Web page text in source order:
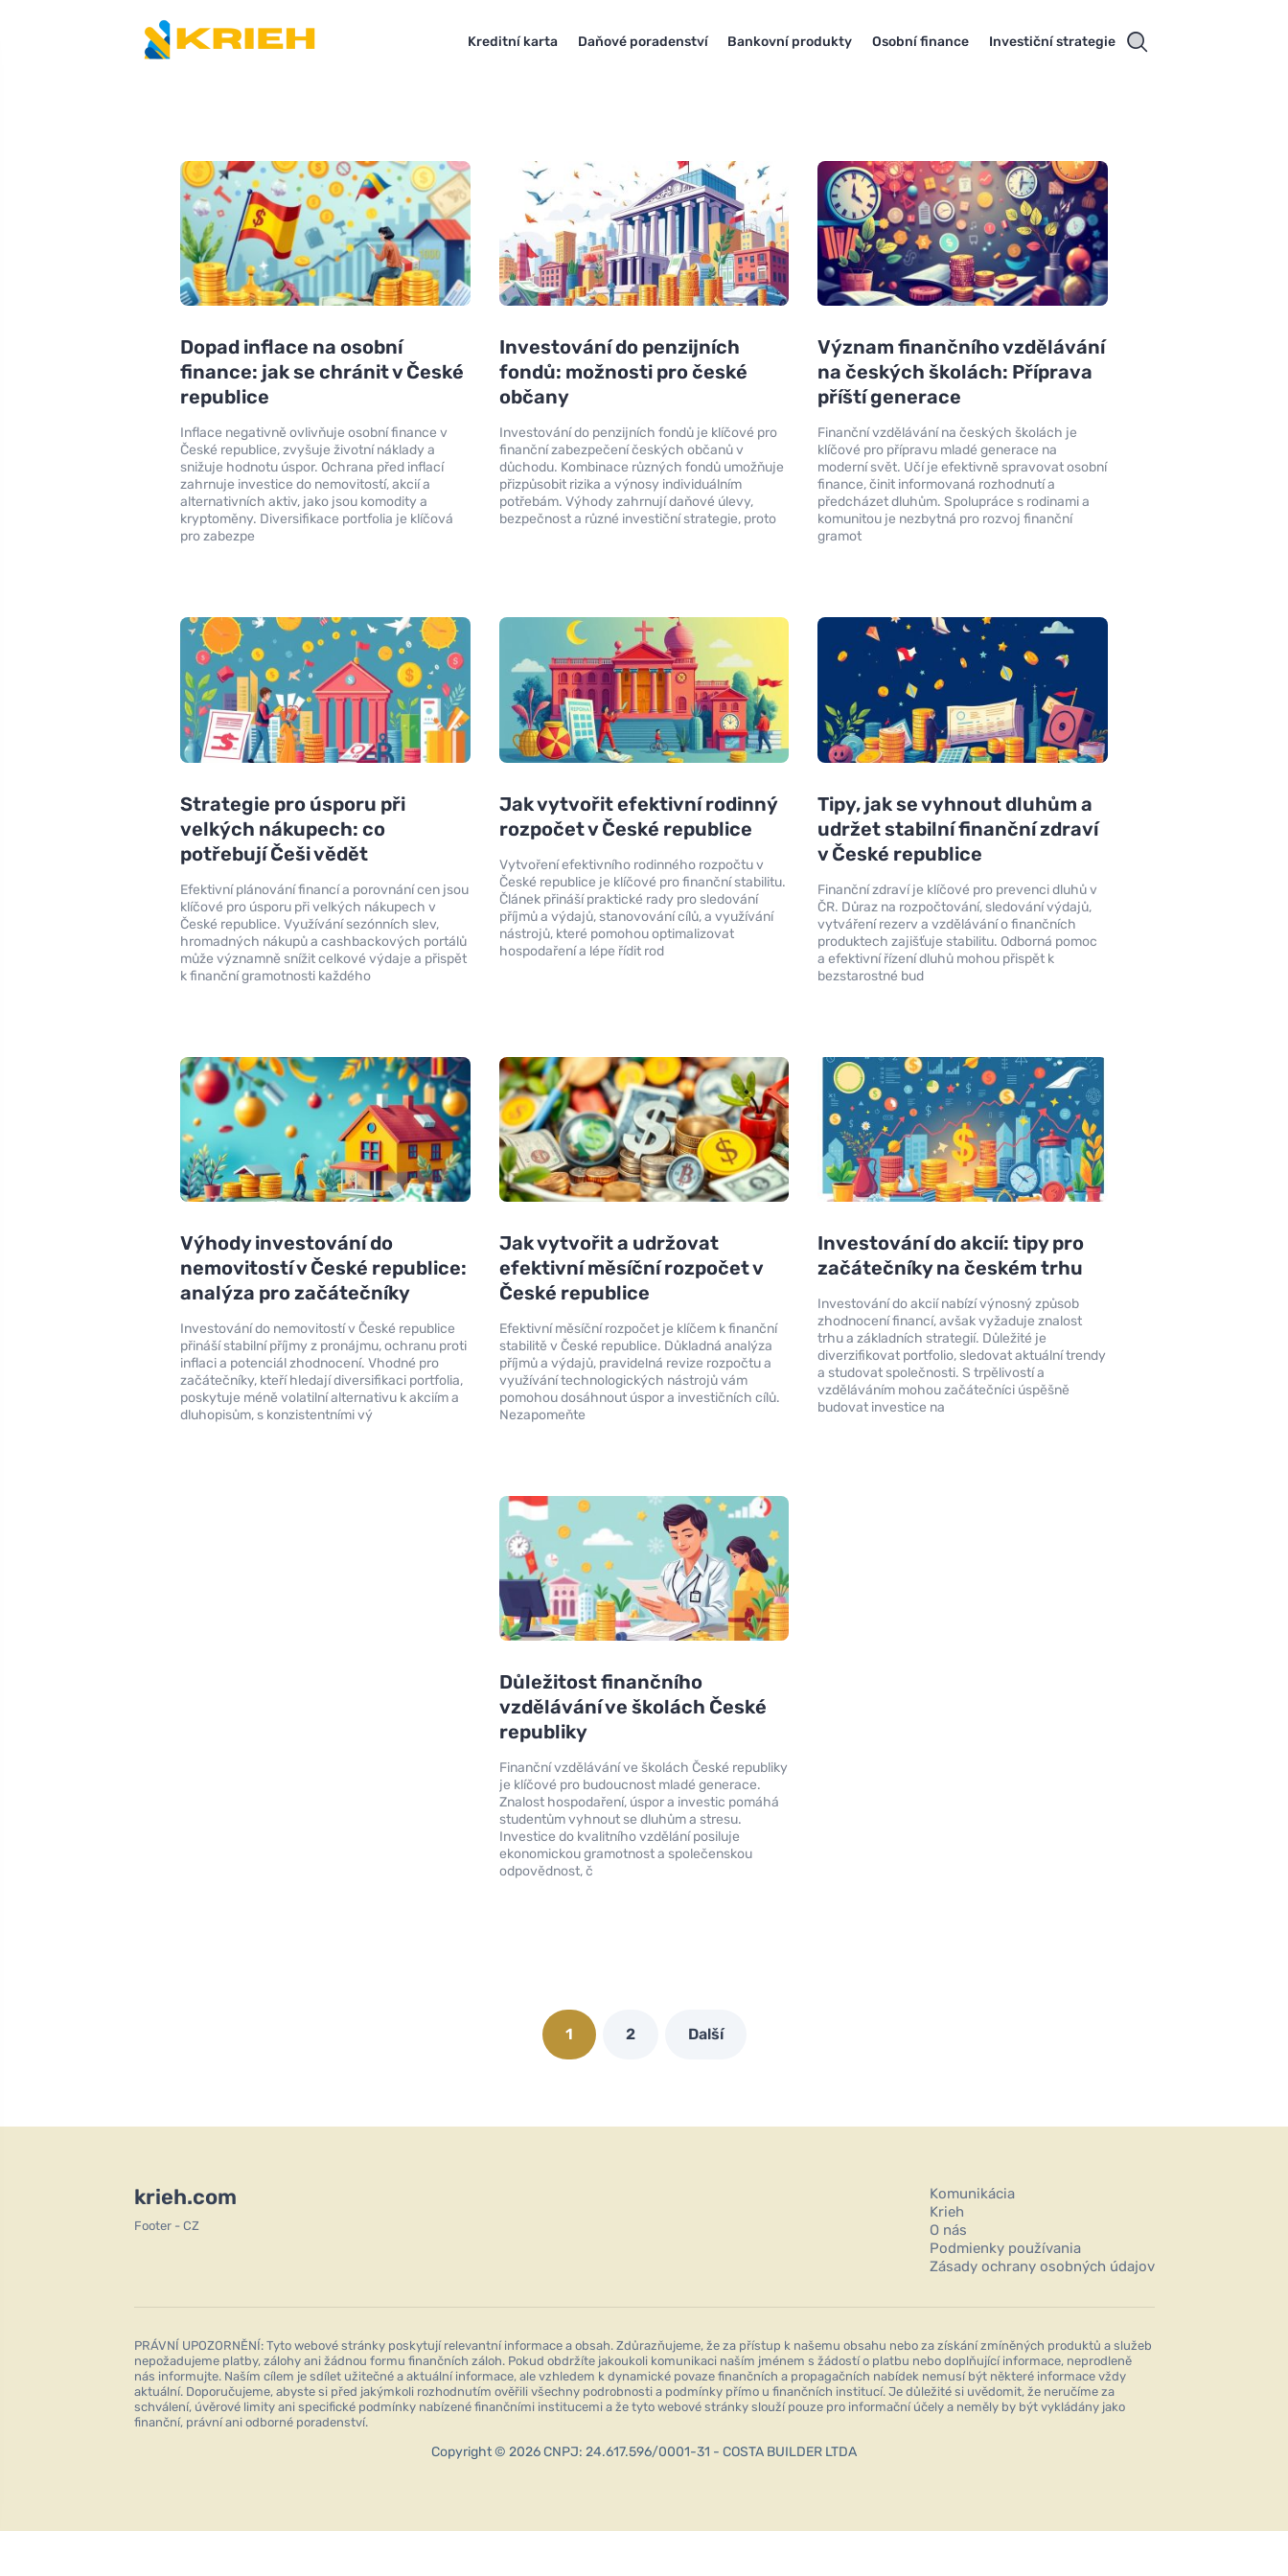
Kreditní karta Daňové poradenství Bankovní produkty Osobní finance Investiční strategie
Dopad inflace na osobní
finance: jak se chránit v České
republice
Inflace negativně ovlivňuje osobní finance v
České republice, zvyšuje životní náklady a
snižuje hodnotu úspor. Ochrana před inflací
zahrnuje investice do nemovitostí, akcií a
alternativních aktiv, jako jsou komodity a
kryptoměny. Diversifikace portfolia je klíčová
pro zabezpe
Investování do penzijních
fondů: možnosti pro české
občany
Investování do penzijních fondů je klíčové pro
finanční zabezpečení českých občanů v
důchodu. Kombinace různých fondů umožňuje
přizpůsobit rizika a výnosy individuálním
potřebám. Výhody zahrnují daňové úlevy,
bezpečnost a různé investiční strategie, proto
Význam finančního vzdělávání
na českých školách: Příprava
příští generace
Finanční vzdělávání na českých školách je
klíčové pro přípravu mladé generace na
moderní svět. Učí je efektivně spravovat osobní
finance, činit informovaná rozhodnutí a
předcházet dluhům. Spolupráce s rodinami a
komunitou je nezbytná pro rozvoj finanční
gramot
Strategie pro úsporu při
velkých nákupech: co
potřebují Češi vědět
Efektivní plánování financí a porovnání cen jsou
klíčové pro úsporu při velkých nákupech v
České republice. Využívání sezónních slev,
hromadných nákupů a cashbackových portálů
může významně snížit celkové výdaje a přispět
k finanční gramotnosti každého
Jak vytvořit efektivní rodinný
rozpočet v České republice
Vytvoření efektivního rodinného rozpočtu v
České republice je klíčové pro finanční stabilitu.
Článek přináší praktické rady pro sledování
příjmů a výdajů, stanovování cílů, a využívání
nástrojů, které pomohou optimalizovat
hospodaření a lépe řídit rod
Tipy, jak se vyhnout dluhům a
udržet stabilní finanční zdraví
v České republice
Finanční zdraví je klíčové pro prevenci dluhů v
ČR. Důraz na rozpočtování, sledování výdajů,
vytváření rezerv a vzdělávání o finančních
produktech zajišťuje stabilitu. Odborná pomoc
a efektivní řízení dluhů mohou přispět k
bezstarostné bud
Výhody investování do
nemovitostí v České republice:
analýza pro začátečníky
Investování do nemovitostí v České republice
přináší stabilní příjmy z pronájmu, ochranu proti
inflaci a potenciál zhodnocení. Vhodné pro
začátečníky, kteří hledají diversifikaci portfolia,
poskytuje méně volatilní alternativu k akciím a
dluhopisům, s konzistentními vý
Jak vytvořit a udržovat
efektivní měsíční rozpočet v
České republice
Efektivní měsíční rozpočet je klíčem k finanční
stabilitě v České republice. Důkladná analýza
příjmů a výdajů, pravidelná revize rozpočtu a
využívání technologických nástrojů vám
pomohou dosáhnout úspor a investičních cílů.
Nezapomeňte
Investování do akcií: tipy pro
začátečníky na českém trhu
Investování do akcií nabízí výnosný způsob
zhodnocení financí, avšak vyžaduje znalost
trhu a základních strategií. Důležité je
diverzifikovat portfolio, sledovat aktuální trendy
a studovat společnosti. S trpělivostí a
vzděláváním mohou začátečníci úspěšně
budovat investice na
Důležitost finančního
vzdělávání ve školách České
republiky
Finanční vzdělávání ve školách České republiky
je klíčové pro budoucnost mladé generace.
Znalost hospodaření, úspor a investic pomáhá
studentům vyhnout se dluhům a stresu.
Investice do kvalitního vzdělání posiluje
ekonomickou gramotnost a společenskou
odpovědnost, č
1 2 Další
krieh.com
Footer - CZ
Komunikácia
Krieh
O nás
Podmienky používania
Zásady ochrany osobných údajov
PRÁVNÍ UPOZORNĚNÍ: Tyto webové stránky poskytují relevantní informace a obsah. Zdůrazňujeme, že za přístup k našemu obsahu nebo za získání zmíněných produktů a služeb
nepožadujeme platby, zálohy ani žádnou formu finančních záloh. Pokud obdržíte jakoukoli komunikaci naším jménem s žádostí o platbu nebo doplňující informace, neprodleně
nás informujte. Naším cílem je sdílet užitečné a aktuální informace, ale vzhledem k dynamické povaze finančních a propagačních nabídek nemusí být některé informace vždy
aktuální. Doporučujeme, abyste si před jakýmkoli rozhodnutím ověřili všechny podrobnosti a podmínky přímo u finančních institucí. Je důležité si uvědomit, že neručíme za
schválení, úvěrové limity ani specifické podmínky nabízené finančními institucemi a že tyto webové stránky slouží pouze pro informační účely a neměly by být vykládány jako
finanční, právní ani odborné poradenství.
Copyright © 2026 CNPJ: 24.617.596/0001-31 - COSTA BUILDER LTDA